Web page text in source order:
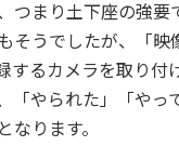
つまり土下座の強要
うでしたが、「映
するカメラを取り付
「やられた」「や
ります。